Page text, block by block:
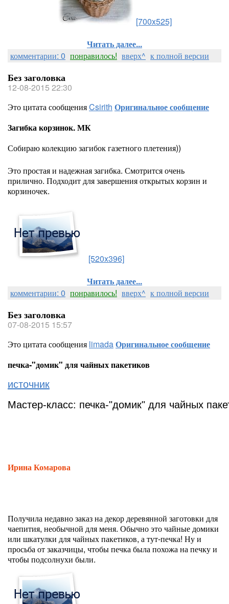
[700x525]
Читать далее...
комментарии: 0 понравилось! вверх^ к полной версии
Без заголовка
12-08-2015 22:30
Это цитата сообщенияCsirith Оригинальное сообщение
Загибка корзинок. МК
Собираю колекцию загибок газетного плетения))
Это простая и надежная загибка. Смотрится очень
прилично. Подходит для завершения открытых корзин и
корзиночек.
[520x396]
Читать далее...
комментарии: 0 понравилось! вверх^ к полной версии
Без заголовка
07-08-2015 15:57
Это цитата сообщения limadaОригинальное сообщение
печка-"домик" для чайных пакетиков
источник
Мастер-класс: печка-"домик" для чайных
Ирина Комарова
Получила недавно заказ на декор деревянной заготовки для
чаепития, необычной для меня. Обычно это чайные домики
или шкатулки для чайных пакетиков, а тут-печка! Ну и
просьба от заказчицы, чтобы печка была похожа на печку и
чтобы подсолнухи были.